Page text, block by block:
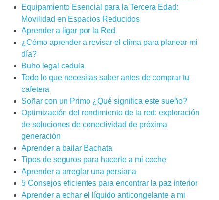
Equipamiento Esencial para la Tercera Edad:
Movilidad en Espacios Reducidos
Aprender a ligar por la Red
¿Cómo aprender a revisar el clima para planear mi
día?
Buho legal cedula
Todo lo que necesitas saber antes de comprar tu
cafetera
Soñar con un Primo ¿Qué significa este sueño?
Optimización del rendimiento de la red: exploración
de soluciones de conectividad de próxima
generación
Aprender a bailar Bachata
Tipos de seguros para hacerle a mi coche
Aprender a arreglar una persiana
5 Consejos eficientes para encontrar la paz interior
Aprender a echar el líquido anticongelante a mi